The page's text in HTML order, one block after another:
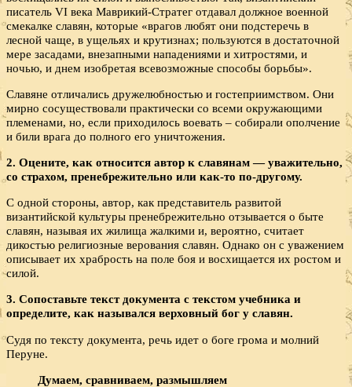
писатель VI века Маврикий-Стратег отдавал должное военной
смекалке славян, которые «врагов любят они подстеречь в
лесной чаще, в ущельях и крутизнах; пользуются в достаточной
мере засадами, внезапными нападениями и хитростями, и
ночью, и днем изобретая всевозможные способы борьбы».
Славяне отличались дружелюбностью и гостеприимством. Они
мирно сосуществовали практически со всеми окружающими
племенами, но, если приходилось воевать – собирали ополчение
и били врага до полного его уничтожения.
2. Оцените, как относится автор к славянам — уважительно,
со страхом, пренебрежительно или как-то по-другому.
С одной стороны, автор, как представитель развитой
византийской культуры пренебрежительно отзывается о быте
славян, называя их жилища жалкими и, вероятно, считает
дикостью религиозные верования славян. Однако он с уважением
описывает их храбрость на поле боя и восхищается их ростом и
силой.
3. Сопоставьте текст документа с текстом учебника и
определите, как назывался верховный бог у славян.
Судя по тексту документа, речь идет о боге грома и молний
Перуне.
Думаем, сравниваем, размышляем